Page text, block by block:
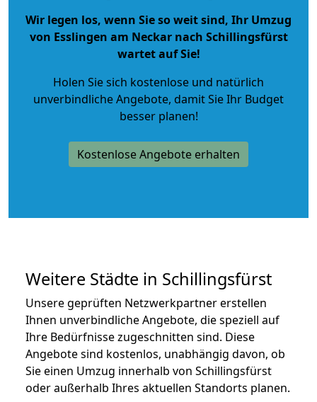
Wir legen los, wenn Sie so weit sind, Ihr Umzug
von Esslingen am Neckar nach Schillingsfürst
wartet auf Sie!
Holen Sie sich kostenlose und natürlich
unverbindliche Angebote, damit Sie Ihr Budget
besser planen!
Kostenlose Angebote erhalten
Weitere Städte in Schillingsfürst
Unsere geprüften Netzwerkpartner erstellen
Ihnen unverbindliche Angebote, die speziell auf
Ihre Bedürfnisse zugeschnitten sind. Diese
Angebote sind kostenlos, unabhängig davon, ob
Sie einen Umzug innerhalb von Schillingsfürst
oder außerhalb Ihres aktuellen Standorts planen.